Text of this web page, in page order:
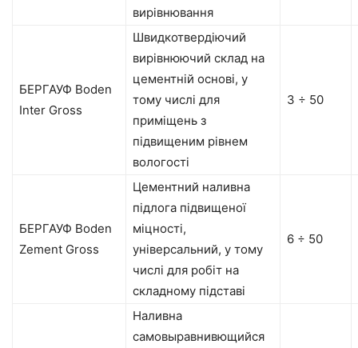
вирівнювання
БЕРГАУФ Boden
Inter Gross
Швидкотвердіючий
вирівнюючий склад на
цементній основі, у
тому числі для
приміщень з
підвищеним рівнем
вологості
3 ÷ 50
БЕРГАУФ Boden
Zement Gross
Цементний наливна
підлога підвищеної
міцності,
універсальний, у тому
числі для робіт на
складному підставі
6 ÷ 50
Наливна
самовыравнивющийся